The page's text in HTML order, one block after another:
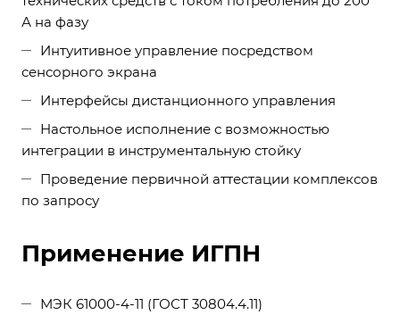
А на фазу
Интуитивное управление посредством
сенсорного экрана
Интерфейсы дистанционного управления
Настольное исполнение с возможностью
интеграции в инструментальную стойку
Проведение первичной аттестации комплексов
по запросу
Применение ИГПН
МЭК 61000-4-11 (ГОСТ 30804.4.11)